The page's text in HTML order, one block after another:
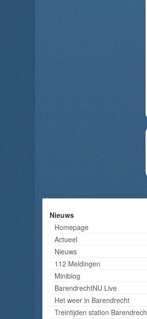
Nieuws
Homepage
Actueel
Nieuws
112 Meldingen
Miniblog
BarendrechtNU Live
Het weer in Barendrecht
Treintijden station